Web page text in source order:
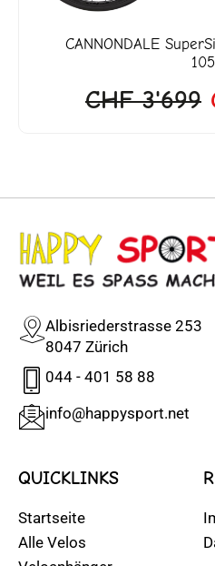
CANNONDALE
105
CHF3'699
Albisriederstrasse 253
8047 Zürich
044 - 401 58 88
info@happysport.net
QUICKLINKS
Startseite
Alle Velos